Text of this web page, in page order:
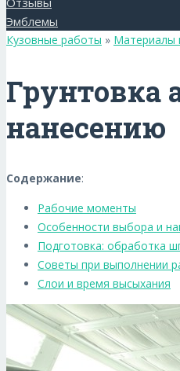
Эмблемы
Кузовные работы » Материалы
Грунтовка
нанесению
Содержание:
Рабочие моменты
Особенности выбора и
Подготовка: обработка
Советы при выполнении
Слои и время высыхания